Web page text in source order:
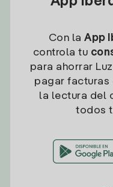
Con la App
controla tu
para ahorrar
pagar facturas
la lectura del
todos